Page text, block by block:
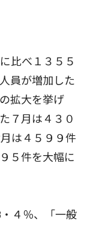
比べ１３５５
員が増加した
拡大を挙げ
７月は４３０
は４５９９件
５件を大幅に
４％、「一般